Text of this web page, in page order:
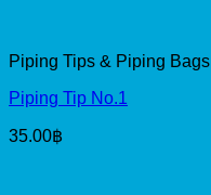
Piping Tips & Piping Bags
Piping Tip No.1
35.00฿